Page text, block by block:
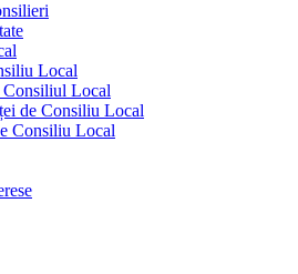
Local
Consiliul Local
de Consiliu Local
Consiliu Local